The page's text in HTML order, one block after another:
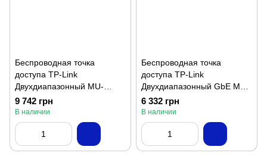
Беспроводная точка
доступа TP-Link
Двухдиапазонный MU-
MIMO (DECO-P9-3-PACK)
9 742 грн
В наличии
Беспроводная точка
доступа TP-Link
Двухдиапазонный GbE MU-
MIMO (DECO-P9-2-PACK)
6 332 грн
В наличии